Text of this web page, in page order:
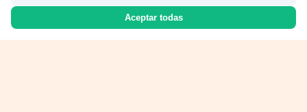
país.
Aceptar todas